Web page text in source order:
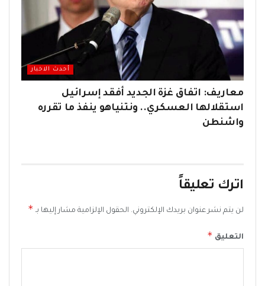
أحدث الاخبار
معاريف: اتفاق غزة الجديد أفقد إسرائيل
استقلالها العسكري.. ونتنياهو ينفذ ما تقرره
واشنطن
اترك تعليقاً
لن يتم نشر عنوان بريدك الإلكتروني. الحقول الإلزامية مشار إليها بـ *
التعليق *